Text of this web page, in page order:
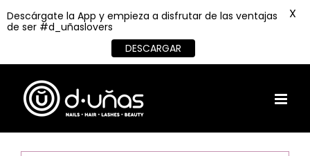
content
Descárgate la App y empieza a disfrutar de las ventajas
de ser #d_uñaslovers
DESCARGAR
X